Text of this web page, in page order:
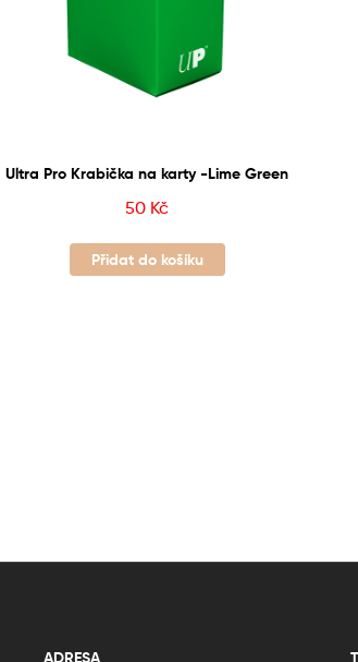
Ultra Pro Krabička na karty -Lime Green
50 Kč
Přidat do košíku
ADRESA